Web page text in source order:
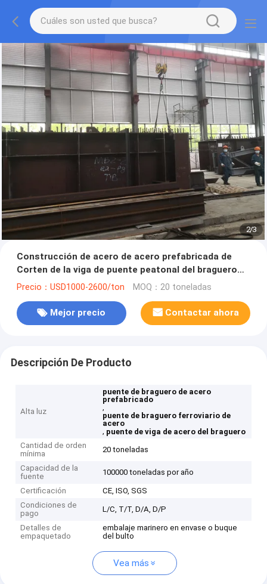
2/3
Construcción de acero de acero prefabricada de
Corten de la viga de puente peatonal del braguero
del ferrocarril
Precio：USD1000-2600/ton MOQ：20 toneladas
Mejor precio Contactar ahora
Descripción De Producto
Alta luz
puente de braguero de acero
prefabricado
,
puente de braguero ferroviario de
acero
, puente de viga de acero del braguero
Cantidad de orden
mínima
20 toneladas
Capacidad de la
fuente
100000 toneladas por año
Certificación
CE, ISO, SGS
Condiciones de
pago
L/C, T/T, D/A, D/P
Detalles de
empaquetado
embalaje marinero en envase o buque
del bulto
Vea más